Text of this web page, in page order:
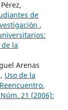
de
,
la
Arenas
Uso de la
Reencuentro.
21 (2006):